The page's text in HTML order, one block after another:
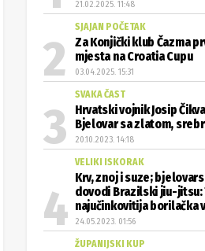
21.02.2025. 11:48
SJAJAN POČETAK
Za Konjički klub Čazma
mjesta na Croatia Cupu
03.04.2025. 15:31
SVAKA ČAST
Hrvatski vojnik Josip
Bjelovar sa zlatom,
20.10.2023. 14:18
VELIKI ISKORAK
Krv, znoj i suze;
dovodi Brazilski jiu-jitsu:
najučinkovitija borilačka
24.05.2023. 01:56
ŽUPANIJSKI KUP